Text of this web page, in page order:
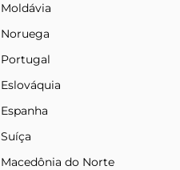
Moldávia
Noruega
Portugal
Eslováquia
Espanha
Suíça
Macedônia do Norte